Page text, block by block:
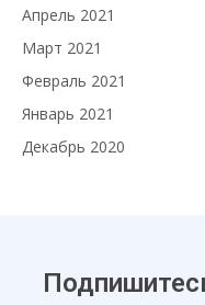
Апрель 2021
Март 2021
Февраль 2021
Январь 2021
Декабрь 2020